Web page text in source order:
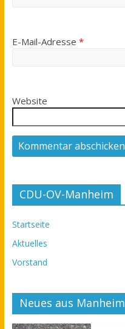
E-Mail-Adresse *
Website
CDU-OV-Manheim
Startseite
Aktuelles
Vorstand
Neues aus Manheim